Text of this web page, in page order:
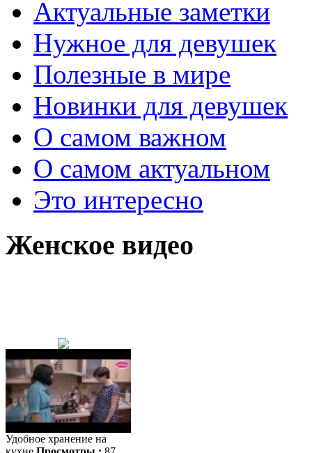
Актуальные заметки
Нужное для девушек
Полезные в мире
Новинки для девушек
О самом важном
О самом актуальном
Это интересно
Женское видео
Удобное хранение на